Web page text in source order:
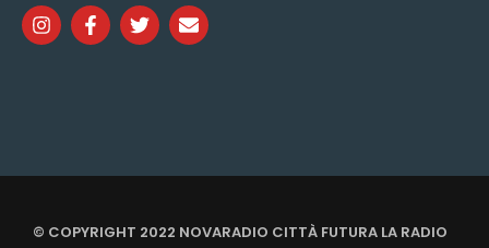
© COPYRIGHT 2022 NOVARADIO CITTÀ FUTURA LA RADIO